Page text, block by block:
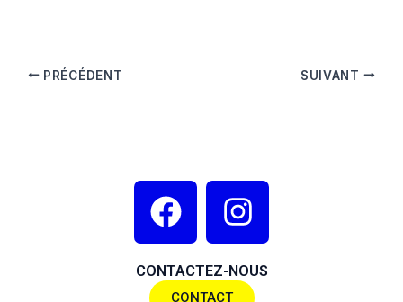
PRÉCÉDENT SUIVANT
F
a
c
e
I
n
s
t
CONTACTEZ-NOUS
CONTACT